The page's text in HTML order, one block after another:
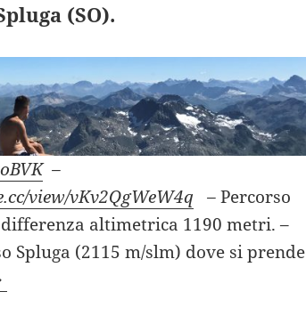
(SO).
–
view/vKv2QgWeW4q –Percorso
altimetrica 1190 metri. –
Spluga (2115 m/slm) dove si prende
TAMBO’ dal passo Spluga (SO).